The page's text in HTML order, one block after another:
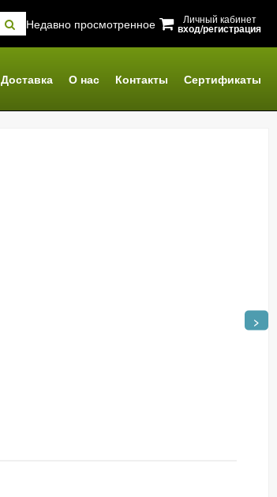
Недавно просмотренное Личный кабинет
вход/регистрация
Доставка О нас Контакты Сертификаты
>